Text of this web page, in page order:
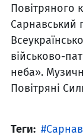
Повітряного
Сарнавський
військово-
неба».
Повітряні
Теги: